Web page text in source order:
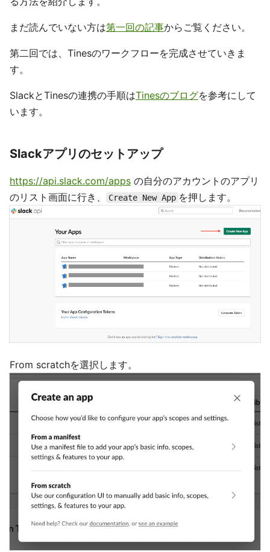
まだ読んでいない方は第一回の記事からご覧ください。
第二回では、Tinesのワークフローを完成させていきま
す。
SlackとTinesの連携の手順はTinesのブログを参考にして
います。
Slackアプリのセットアップ
https://api.slack.com/apps の自分のアカウントのアプリ
のリスト画面に行き、
Create New App を押します。
From scratchを選択します。